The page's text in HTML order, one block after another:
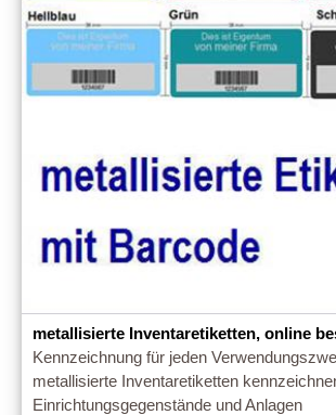
metallisierte Inventaretiketten, online
Kennzeichnung für jeden
metallisierte Inventaretiketten
Einrichtungsgegenstände und Anlagen